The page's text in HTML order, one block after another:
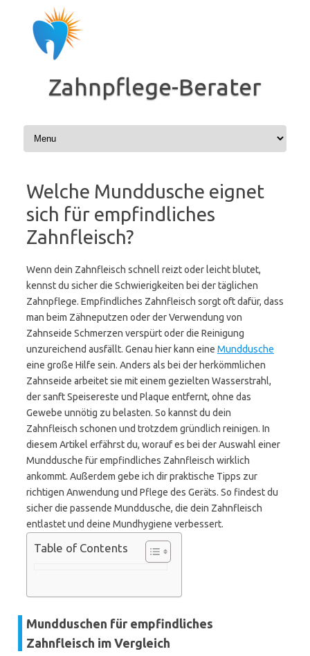
springen
Zahnpflege-Berater
Welche Munddusche eignet
sich für empfindliches
Zahnfleisch?
Wenn dein Zahnfleisch schnell reizt oder leicht blutet,
kennst du sicher die Schwierigkeiten bei der täglichen
Zahnpflege. Empfindliches Zahnfleisch sorgt oft dafür, dass
man beim Zähneputzen oder der Verwendung von
Zahnseide Schmerzen verspürt oder die Reinigung
unzureichend ausfällt. Genau hier kann eine Munddusche
eine große Hilfe sein. Anders als bei der herkömmlichen
Zahnseide arbeitet sie mit einem gezielten Wasserstrahl,
der sanft Speisereste und Plaque entfernt, ohne das
Gewebe unnötig zu belasten. So kannst du dein
Zahnfleisch schonen und trotzdem gründlich reinigen. In
diesem Artikel erfährst du, worauf es bei der Auswahl einer
Munddusche für empfindliches Zahnfleisch wirklich
ankommt. Außerdem gebe ich dir praktische Tipps zur
richtigen Anwendung und Pflege des Geräts. So findest du
sicher die passende Munddusche, die dein Zahnfleisch
entlastet und deine Mundhygiene verbessert.
Table of Contents
Mundduschen für empfindliches
Zahnfleisch im Vergleich